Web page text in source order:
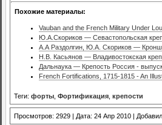
Похожие материалы:
Vauban and the French Military Under
Ю.А.Скориков — Севастопольская
А.А Раздолгин, Ю.А. Скориков —
Н.В. Касьянов — Владивостокская
Дальнаука — Крепость Россия -
French Fortifications, 1715-1815 - An
Теги: форты Фортификация крепости
Просмотров: 2929 | Дата: 24 Апр 2010 |